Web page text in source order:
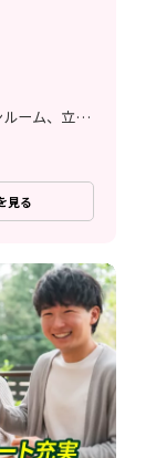
軽作業、マシンオペレーター、クリーンルーム、立ち作業
見る